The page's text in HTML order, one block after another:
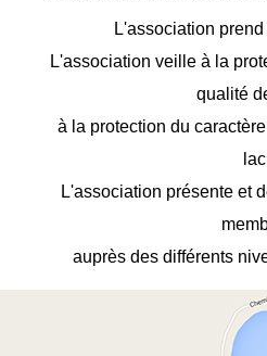
L'association
L'association veille à la
qualité
à la protection du
L'association présente et
auprès des différents